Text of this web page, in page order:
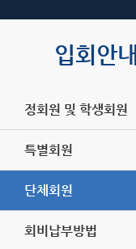
입회안내
정회원 및 학생회원
특별회원
단체회원
회비납부방법